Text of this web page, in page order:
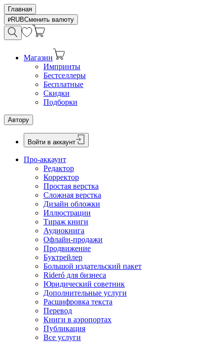
Главная
RUBСменить валюту
Магазин
Импринты
Бестселлеры
Бесплатные
Скидки
Подборки
Автору
Войти в аккаунт
Про-аккаунт
Редактор
Корректор
Простая верстка
Сложная верстка
Дизайн обложки
Иллюстрации
Тираж книги
Аудиокнига
Офлайн-продажи
Продвижение
Буктрейлер
Большой издательский пакет
Rideró для бизнеса
Юридический советник
Дополнительные услуги
Расшифровка текста
Перевод
Книги в аэропортах
Публикация
Все услуги